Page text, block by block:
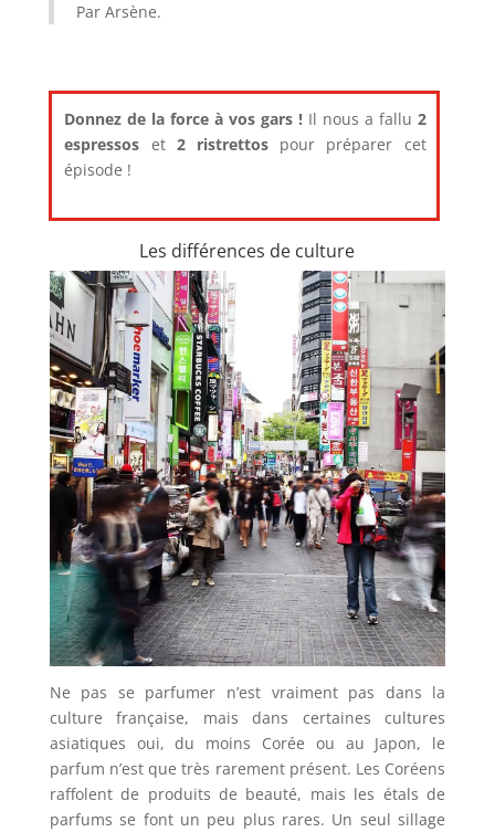
Par Arsène.
Donnez de la force à vos gars !Il nous a fallu 2
espressos et2 ristrettos pour préparer cet
épisode !
Les différences de culture
Ne pas se parfumer n’est vraiment pas dans la
culture française, mais dans certaines cultures
asiatiques oui, du moins Corée ou au Japon, le
parfum n’est que très rarement présent. Les Coréens
raffolent de produits de beauté, mais les étals de
parfums se font un peu plus rares. Un seul sillage